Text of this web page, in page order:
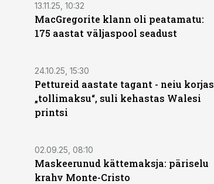
13.11.25, 10:32
MacGregorite klann oli peatamatu:
175 aastat väljas­pool seadust
24.10.25, 15:30
Pettureid aastate tagant - neiu korjas
„tollimaksu“, suli kehastas Walesi
printsi
02.09.25, 08:10
Maskeerunud kättemaksja: päriselu
krahv Monte-Cristo